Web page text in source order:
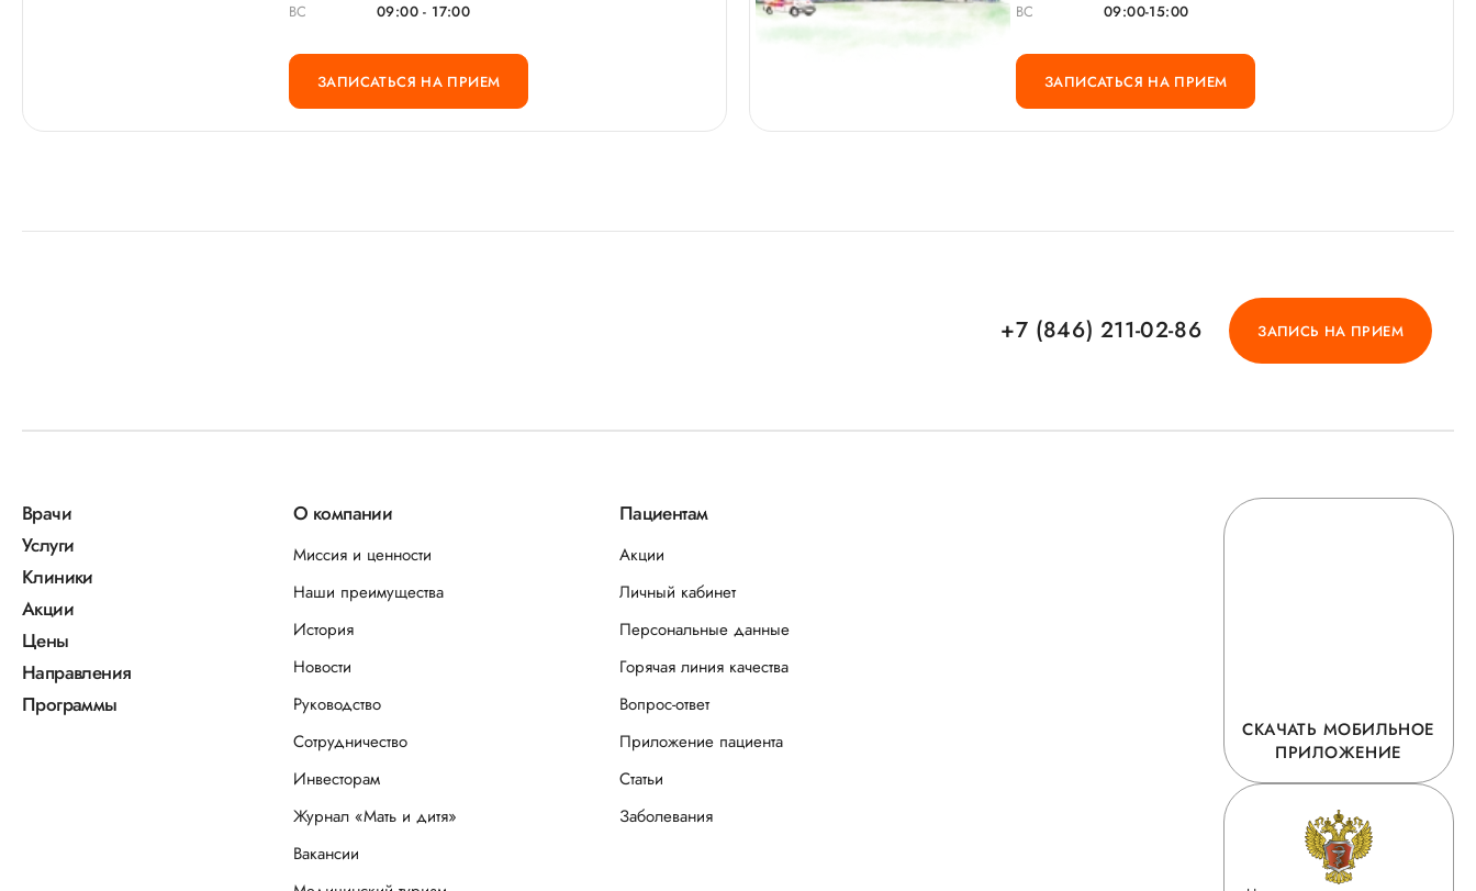
ВС
09:00 - 17:00
ЗАПИСАТЬСЯ НА ПРИЕМ
ВС
09:00-15:00
ЗАПИСАТЬСЯ НА ПРИЕМ
+7 (846) 211-02-86 ЗАПИСЬ НА ПРИЕМ
Врачи
Услуги
Клиники
Акции
Цены
Направления
Программы
О компании
Миссия и ценности
Наши преимущества
История
Новости
Руководство
Сотрудничество
Инвесторам
Журнал «Мать и дитя»
Вакансии
Пациентам
Акции
Личный кабинет
Персональные данные
Горячая линия качества
Вопрос-ответ
Приложение пациента
Статьи
Заболевания
СКАЧАТЬ МОБИЛЬНОЕ
ПРИЛОЖЕНИЕ